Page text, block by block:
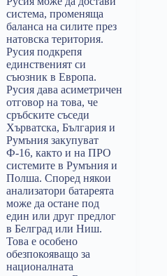
система, променяща
баланса на силите през
натовска територия.
Русия подкрепя
единственият си
съюзник в Европа.
Русия дава асиметричен
отговор на това, че
сръбските съседи
Хърватска, България и
Румъния закупуват
Ф-16, както и на ПРО
системите в Румъния и
Полша. Според някои
анализатори батареята
може да остане под
един или друг предлог
в Белград или Ниш.
Това е особено
обезпокояващо за
националната